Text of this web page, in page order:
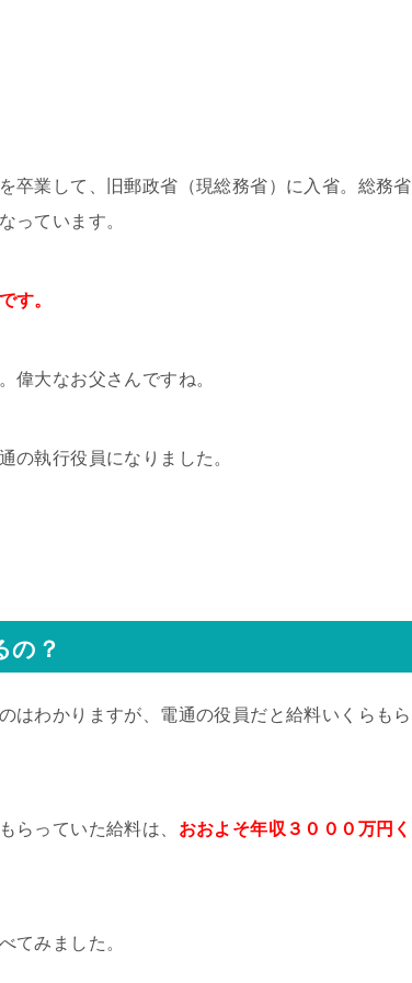
卒業して、旧郵政省（現総務省）に入省。総務省
っています。
す。
偉大なお父さんですね。
の執行役員になりました。
の？
はわかりますが、電通の役員だと給料いくらもら
らっていた給料は、 おおよそ年収３０００万円く
てみました。